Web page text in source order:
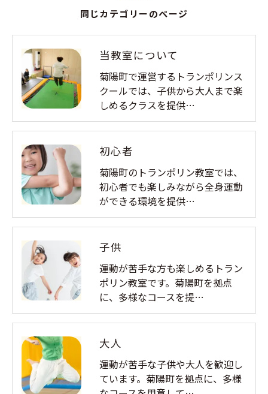
同じカテゴリーのページ
当教室について
菊陽町で運営するトランポリンス
クールでは、子供から大人まで楽
しめるクラスを提供…
初心者
菊陽町のトランポリン教室では、
初心者でも楽しみながら全身運動
ができる環境を提供…
子供
運動が苦手な方も楽しめるトラン
ポリン教室です。菊陽町を拠点
に、多様なコースを提…
大人
運動が苦手な子供や大人を歓迎し
ています。菊陽町を拠点に、多様